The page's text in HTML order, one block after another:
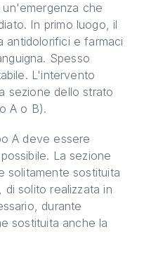
che
In primo luogo, il
antidolorifici e farmaci
Spesso
L'intervento
sezione dello strato
A o B).
A deve essere
La sezione
solitamente sostituita
solito realizzata in
durante
sostituita anche la